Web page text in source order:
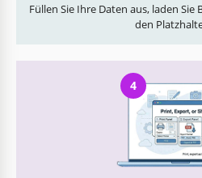
Füllen Sie Ihre Daten aus, laden
den
4